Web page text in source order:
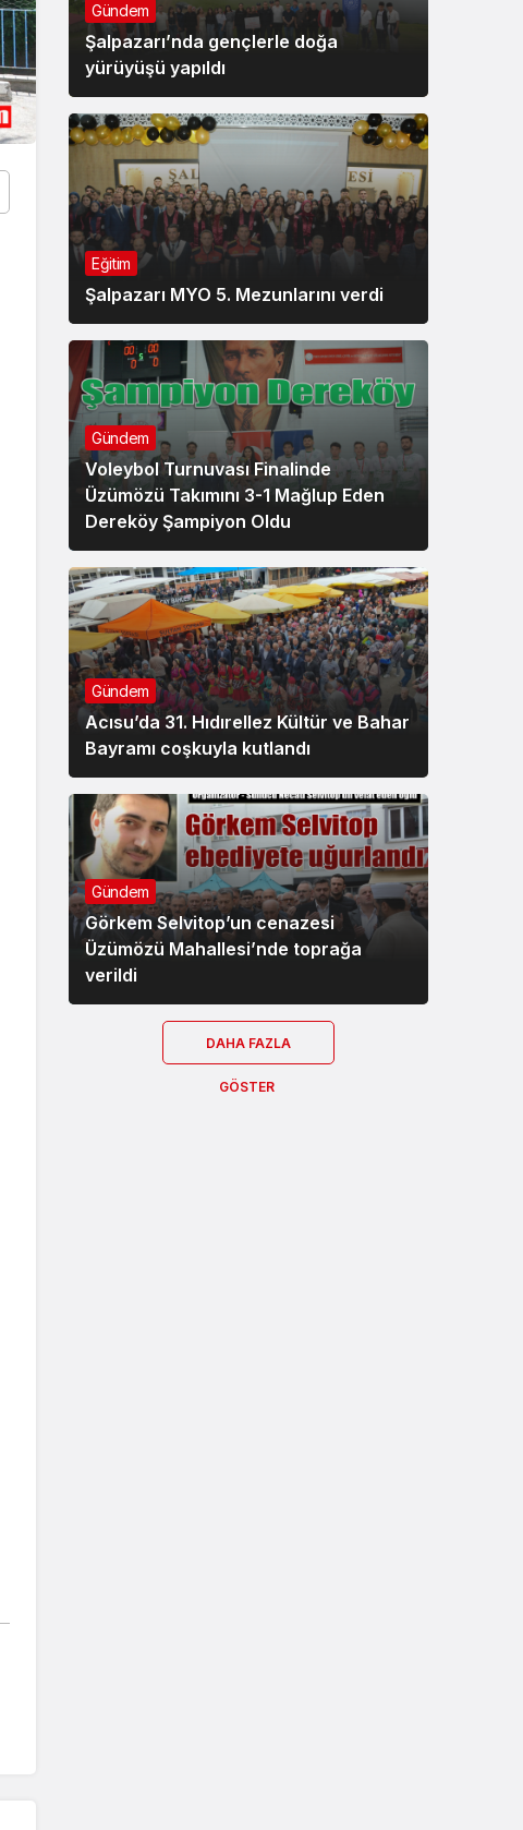
Gündem
Şalpazarı’nda gençlerle doğa
yürüyüşü yapıldı
Eğitim
Şalpazarı MYO 5. Mezunlarını verdi
Gündem
Voleybol Turnuvası Finalinde
Üzümözü Takımını 3-1 Mağlup Eden
Dereköy Şampiyon Oldu
Gündem
Acısu’da 31. Hıdırellez Kültür ve Bahar
Bayramı coşkuyla kutlandı
Gündem
Görkem Selvitop’un cenazesi
Üzümözü Mahallesi’nde toprağa
verildi
DAHA FAZLA
GÖSTER